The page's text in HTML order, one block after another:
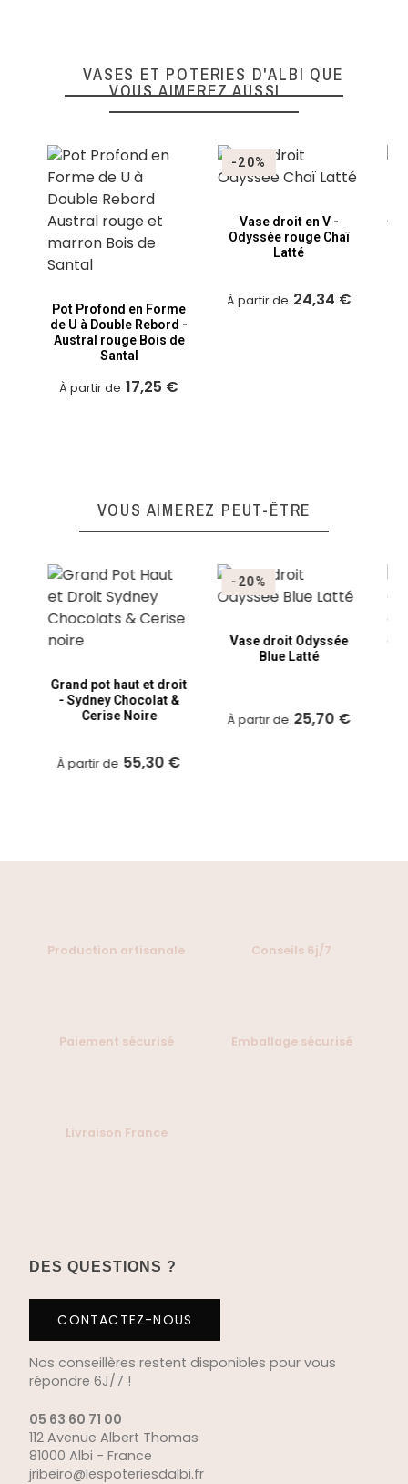
VASES ET POTERIES D'ALBI QUE
VOUS AIMEREZ AUSSI
Pot Profond en Forme
de U à Double Rebord -
Austral rouge Bois de
Santal
À partir de 17,25 €
Vase droit en V -
Odyssée rouge Chaï
Latté
À partir de 24,34 €
-20%
VOUS AIMEREZ PEUT-ÊTRE
Grand pot haut et droit
- Sydney Chocolat &
Cerise Noire
À partir de 55,30 €
Vase droit Odyssée
Blue Latté
À partir de 25,70 €
-20%
Production artisanale Conseils 6j/7
Paiement sécurisé Emballage sécurisé
Livraison France
DES QUESTIONS ?
CONTACTEZ-NOUS
Nos conseillères restent disponibles pour vous
répondre 6J/7 !
05 63 60 71 00
112 Avenue Albert Thomas
81000 Albi - France
jribeiro@lespoteriesdalbi.fr